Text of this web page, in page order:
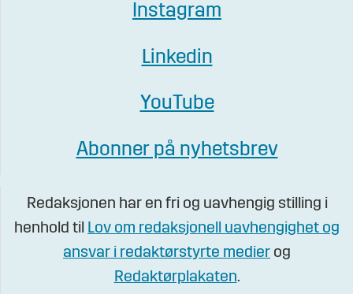
Instagram
Linkedin
YouTube
Abonner på nyhetsbrev
Redaksjonen har en fri og uavhengig stilling i
henhold til Lov om redaksjonell uavhengighet og
ansvar i redaktørstyrte medier og
Redaktørplakaten.